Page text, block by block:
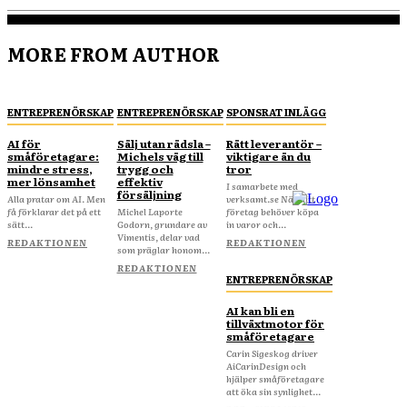
MORE FROM AUTHOR
ENTREPRENÖRSKAP
AI för
småföretagare:
mindre stress,
mer lönsamhet
Alla pratar om AI. Men
få förklarar det på ett
sätt...
REDAKTIONEN
ENTREPRENÖRSKAP
Sälj utan rädsla –
Michels väg till
trygg och
effektiv
försäljning
Michel Laporte
Godorn, grundare av
Vimentis, delar vad
som präglar honom...
REDAKTIONEN
SPONSRAT INLÄGG
Rätt leverantör –
viktigare än du
tror
I samarbete med
verksamt.se När ditt
företag behöver köpa
in varor och...
REDAKTIONEN
ENTREPRENÖRSKAP
AI kan bli en
tillväxtmotor för
småföretagare
Carin Sigeskog driver
AiCarinDesign och
hjälper småföretagare
att öka sin synlighet...